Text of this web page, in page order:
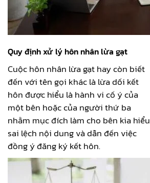
Quy định xử lý hôn nhân lừa gạt
Cuộc hôn nhân lừa gạt hay còn biết
đến với tên gọi khác là lừa dối kết
hôn được hiểu là hành vi cố ý của
một bên hoặc của người thứ ba
nhằm mục đích làm cho bên kia hiểu
sai lệch nội dung và dẫn đến việc
đồng ý đăng ký kết hôn.